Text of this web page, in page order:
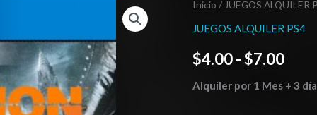
Inicio / JUEGOS ALQUILER
JUEGOS ALQUILER PS4
$4.00-$7.00
de
Alquiler por 1 Mes + 3
Tom
Clancy’s
Division
cantidad